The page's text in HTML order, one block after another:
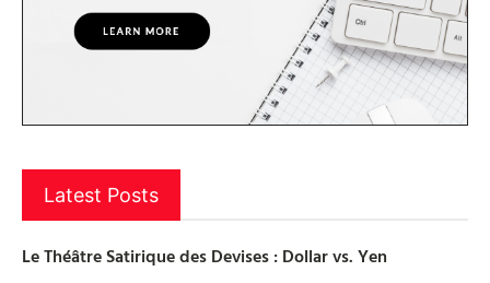
Latest Posts
Le Théâtre Satirique des Devises : Dollar vs. Yen